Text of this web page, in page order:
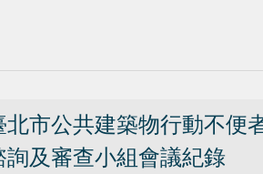
北市公共建築物行動不便
詢及審查小組會議紀錄